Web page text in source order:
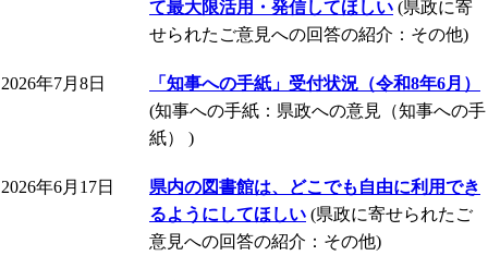
て最大限活用・発信してほしい (県政に寄
せられたご意見への回答の紹介：その他)
2026年7月8日
「知事への手紙」受付状況（令和8年6月）
(知事への手紙：県政への意見（知事への手
紙） )
2026年6月17日
県内の図書館は、どこでも自由に利用でき
るようにしてほしい (県政に寄せられたご
意見への回答の紹介：その他)